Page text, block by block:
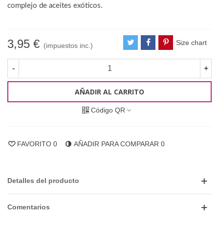
complejo de aceites exóticos.
3,95 € (impuestos inc.) Size chart
- +
AÑADIR AL CARRITO
Código QR
FAVORITO 0 AÑADIR PARA COMPARAR 0
Detalles del producto
Comentarios